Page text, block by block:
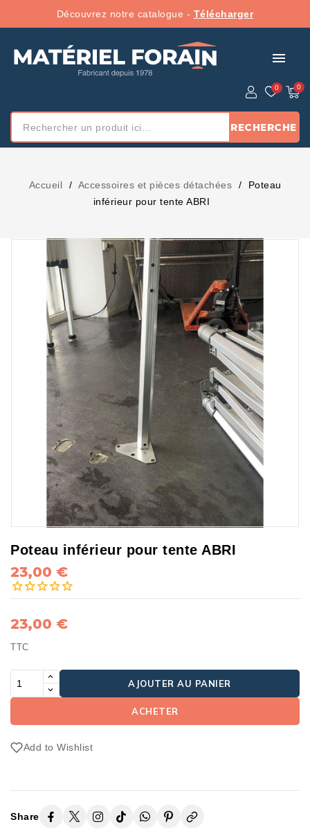
Découvrez notre catalogue - Télécharger
menu
RECHERCHE
Accueil Accessoires et pièces détachées
Poteau
inférieur pour tente ABRI
Poteau inférieur pour tente ABRI
23,00 €
23,00 €
TTC
AJOUTER AU PANIER
ACHETER
Add to Wishlist
Share